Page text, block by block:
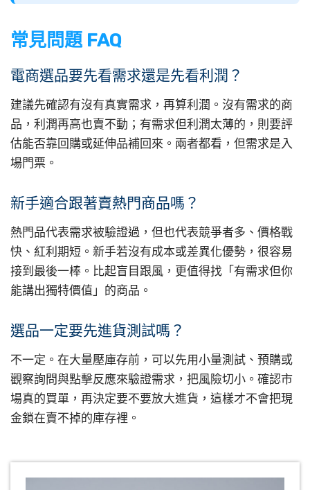
常見問題 FAQ
電商選品要先看需求還是先看利潤？
建議先確認有沒有真實需求，再算利潤。沒有需求的商
品，利潤再高也賣不動；有需求但利潤太薄的，則要評
估能否靠回購或延伸品補回來。兩者都看，但需求是入
場門票。
新手適合跟著賣熱門商品嗎？
熱門品代表需求被驗證過，但也代表競爭者多、價格戰
快、紅利期短。新手若沒有成本或差異化優勢，很容易
接到最後一棒。比起盲目跟風，更值得找「有需求但你
能講出獨特價值」的商品。
選品一定要先進貨測試嗎？
不一定。在大量壓庫存前，可以先用小量測試、預購或
觀察詢問與點擊反應來驗證需求，把風險切小。確認市
場真的買單，再決定要不要放大進貨，這樣才不會把現
金鎖在賣不掉的庫存裡。